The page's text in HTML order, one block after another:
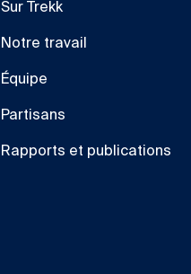
Sur Trekk
Notre travail
Équipe
Partisans
Rapports et publications